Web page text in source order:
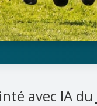
avec IA du